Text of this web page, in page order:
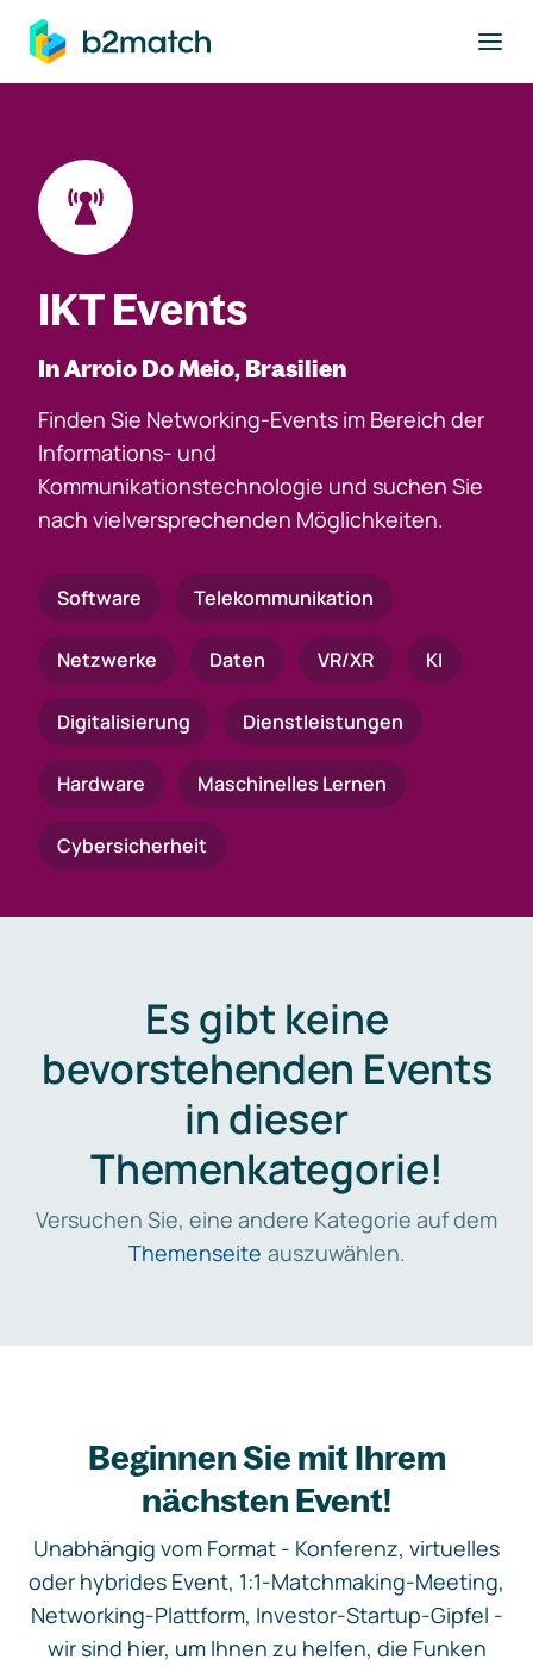
springen
IKT Events
In Arroio Do Meio, Brasilien
Finden Sie Networking-Events im Bereich der
Informations- und
Kommunikationstechnologie und suchen Sie
nach vielversprechenden Möglichkeiten.
Software Telekommunikation
Netzwerke Daten VR/XR KI
Digitalisierung Dienstleistungen
Hardware Maschinelles Lernen
Cybersicherheit
Es gibt keine
bevorstehenden Events
in dieser
Themenkategorie!
Versuchen Sie, eine andere Kategorie auf dem
Themenseite auszuwählen.
Beginnen Sie mit Ihrem
nächsten Event!
Unabhängig vom Format - Konferenz, virtuelles
oder hybrides Event, 1:1-Matchmaking-Meeting,
Networking-Plattform, Investor-Startup-Gipfel -
wir sind hier, um Ihnen zu helfen, die Funken